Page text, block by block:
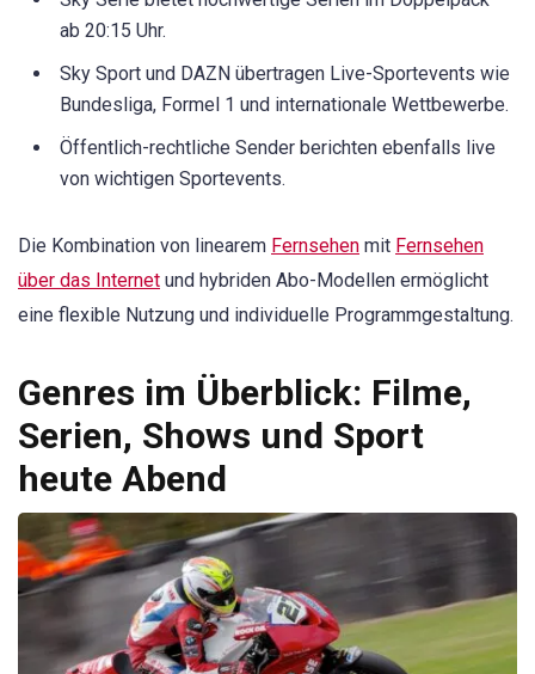
ab 20:15 Uhr.
Sky Sport und DAZN übertragen Live-Sportevents wie
Bundesliga, Formel 1 und internationale Wettbewerbe.
Öffentlich-rechtliche Sender berichten ebenfalls live
von wichtigen Sportevents.
Die Kombination von linearem Fernsehen mit Fernsehen
über das Internet und hybriden Abo-Modellen ermöglicht
eine flexible Nutzung und individuelle Programmgestaltung.
Genres im Überblick: Filme,
Serien, Shows und Sport
heute Abend